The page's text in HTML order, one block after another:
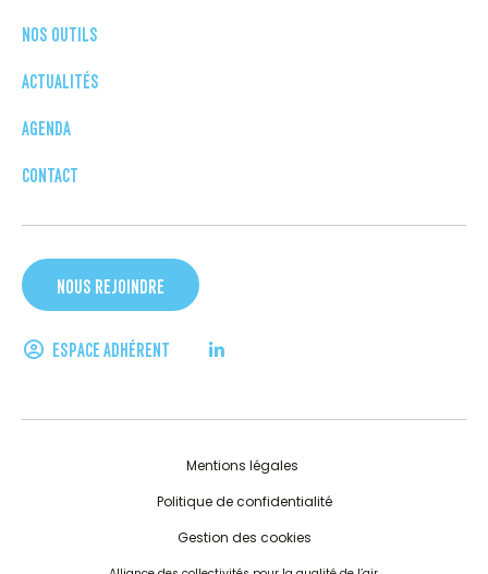
NOS OUTILS
ACTUALITÉS
AGENDA
CONTACT
NOUS REJOINDRE
ESPACE ADHÉRENT
Mentions légales
Politique de confidentialité
Gestion des cookies